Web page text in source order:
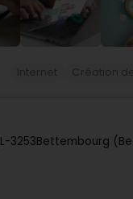
L-3253Bettembourg